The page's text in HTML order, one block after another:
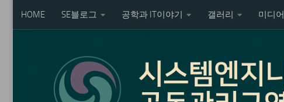
Skip to content
HOME SE블로그 공학과 IT이야기 갤러리 미디어